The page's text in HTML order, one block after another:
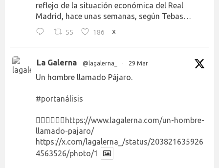
reflejo de la situación económica del Real
Madrid, hace unas semanas, según Tebas…
55 186 X
La Galerna @lagalerna_ · 29 Mar
Un hombre llamado Pájaro.
#portanálisis
👉🏻👉🏻👉🏻 https://www.lagalerna.com/un-hombre-
llamado-pajaro/
https://x.com/lagalerna_/status/203821635926
4563526/photo/1